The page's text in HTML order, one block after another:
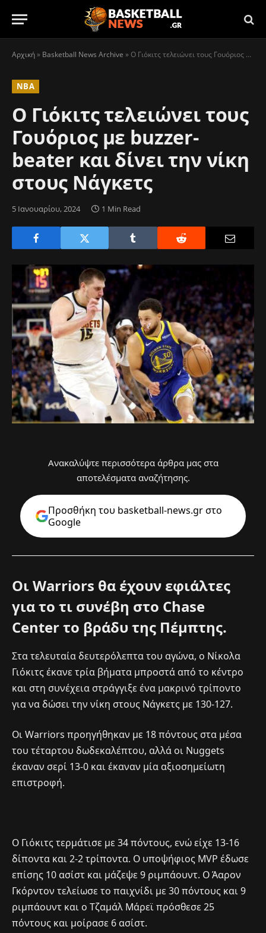
Αρχική» Basketball News Archive »Ο Γιόκιτς τελειώνει τους Γουόριος με buzzer-beater και δίνει την νίκη στους Νάγκετς
NBA
Ο Γιόκιτς τελειώνει τους
Γουόριος με buzzer-
beater και δίνει την νίκη
στους Νάγκετς
5 Ιανουαρίου, 2024 1 Min Read
Ανακαλύψτε περισσότερα άρθρα μας στα
αποτελέσματα αναζήτησης.
Προσθήκη του basketball-news.gr στo
Google
Οι Warriors θα έχουν εφιάλτες
για το τι συνέβη στο Chase
Center το βράδυ της Πέμπτης.
Στα τελευταία δευτερόλεπτα του αγώνα, ο Νίκολα
Γιόκιτς έκανε τρία βήματα μπροστά από το κέντρο
και στη συνέχεια στράγγιξε ένα μακρινό τρίποντο
για να δώσει την νίκη στους Νάγκετς με 130-127.
Οι Warriors προηγήθηκαν με 18 πόντους στα μέσα
του τέταρτου δωδεκαλέπτου, αλλά οι Nuggets
έκαναν σερί 13-0 και έκαναν μία αξιοσημείωτη
επιστροφή.
Ο Γιόκιτς τερμάτισε με 34 πόντους, ενώ είχε 13-16
δίποντα και 2-2 τρίποντα. Ο υποψήφιος MVP έδωσε
επίσης 10 ασίστ και μάζεψε 9 ριμπάουντ. Ο Άαρον
Γκόρντον τελείωσε το παιχνίδι με 30 πόντους και 9
ριμπάουντ και ο Τζαμάλ Μάρεϊ πρόσθεσε 25
πόντους και μοίρασε 6 ασίστ.